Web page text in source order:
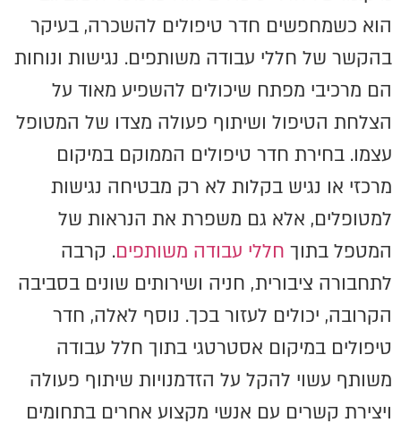
הוא כשמחפשים חדר טיפולים להשכרה, בעיקר
בהקשר של חללי עבודה משותפים. נגישות ונוחות
הם מרכיבי מפתח שיכולים להשפיע מאוד על
הצלחת הטיפול ושיתוף פעולה מצדו של המטופל
עצמו. בחירת חדר טיפולים הממוקם במיקום
מרכזי או נגיש בקלות לא רק מבטיחה נגישות
למטופלים, אלא גם משפרת את הנראות של
המטפל בתוך חללי עבודה משותפים. קרבה
לתחבורה ציבורית, חניה ושירותים שונים בסביבה
הקרובה, יכולים לעזור בכך. נוסף לאלה, חדר
טיפולים במיקום אסטרטגי בתוך חלל עבודה
משותף עשוי להקל על הזדמנויות שיתוף פעולה
ויצירת קשרים עם אנשי מקצוע אחרים בתחומים